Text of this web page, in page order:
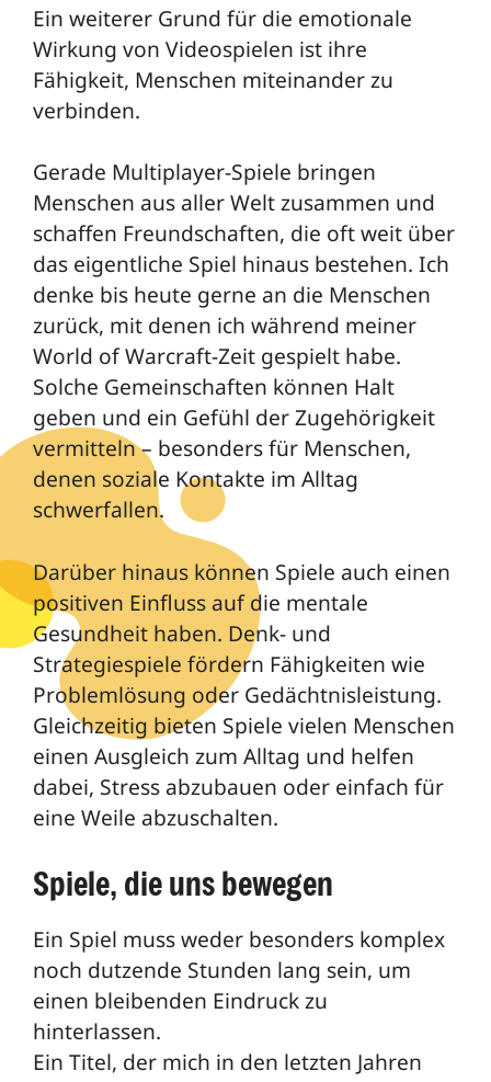
Ein weiterer Grund für die emotionale
Wirkung von Videospielen ist ihre
Fähigkeit, Menschen miteinander zu
verbinden.
Gerade Multiplayer-Spiele bringen
Menschen aus aller Welt zusammen und
schaffen Freundschaften, die oft weit über
das eigentliche Spiel hinaus bestehen. Ich
denke bis heute gerne an die Menschen
zurück, mit denen ich während meiner
World of Warcraft-Zeit gespielt habe.
Solche Gemeinschaften können Halt
geben und ein Gefühl der Zugehörigkeit
vermitteln – besonders für Menschen,
denen soziale Kontakte im Alltag
schwerfallen.
Darüber hinaus können Spiele auch einen
positiven Einfluss auf die mentale
Gesundheit haben. Denk- und
Strategiespiele fördern Fähigkeiten wie
Problemlösung oder Gedächtnisleistung.
Gleichzeitig bieten Spiele vielen Menschen
einen Ausgleich zum Alltag und helfen
dabei, Stress abzubauen oder einfach für
eine Weile abzuschalten.
Spiele, die uns bewegen
Ein Spiel muss weder besonders komplex
noch dutzende Stunden lang sein, um
einen bleibenden Eindruck zu
hinterlassen.
Ein Titel, der mich in den letzten Jahren